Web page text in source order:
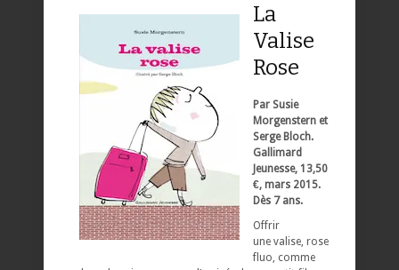
La
Valise
Rose
Par Susie
Morgenstern et
Serge Bloch.
Gallimard
Jeunesse, 13,50
€, mars 2015.
Dès 7 ans.
Offrir
une valise, rose
fluo, comme